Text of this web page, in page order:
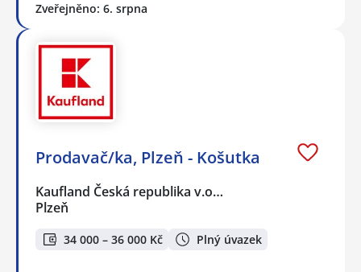
Zveřejněno: 6. srpna
Prodavač/ka, Plzeň - Košutka
Kaufland Česká republika v.o…
Plzeň
34 000 – 36 000 Kč Plný úvazek